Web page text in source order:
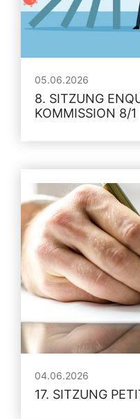
05.06.2026
8. SITZUNG
KOMMISSION 8/1
04.06.2026
17. SITZUNG